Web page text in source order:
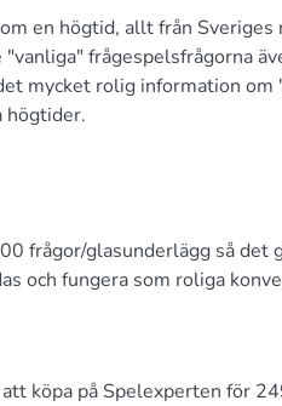
en högtid, allt från
"vanliga" frågespelsfrågorna
mycket rolig information om
högtider.
frågor/glasunderlägg så det
och fungera som roliga
köpa på Spelexperten för